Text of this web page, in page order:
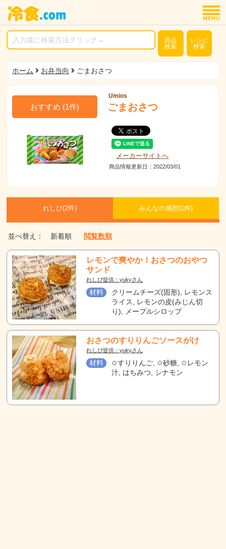
商品
検索
レシピ
検索
ホーム お弁当向 ごまおさつ
おすすめ (1件)
Umios
ごまおさつ
メーカーサイトへ
商品情報更新日：2022/03/01
れしぴ(2件) みんなの感想(1件)
並べ替え： 新着順 閲覧数順
レモンで爽やか！おさつのおやつ
サンド
れしぴ提供：yukyさん
材料
クリームチーズ(固形), レモンス
ライス, レモンの皮(みじん切
り), メープルシロップ
おさつのすりりんごソースがけ
れしぴ提供：yukyさん
材料
✩すりりんご, ✩砂糖, ✩レモン
汁, はちみつ, シナモン